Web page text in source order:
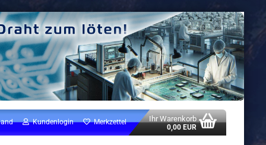
Ihr Warenkorb
0,00 EUR
Kundenlogin Merkzettel